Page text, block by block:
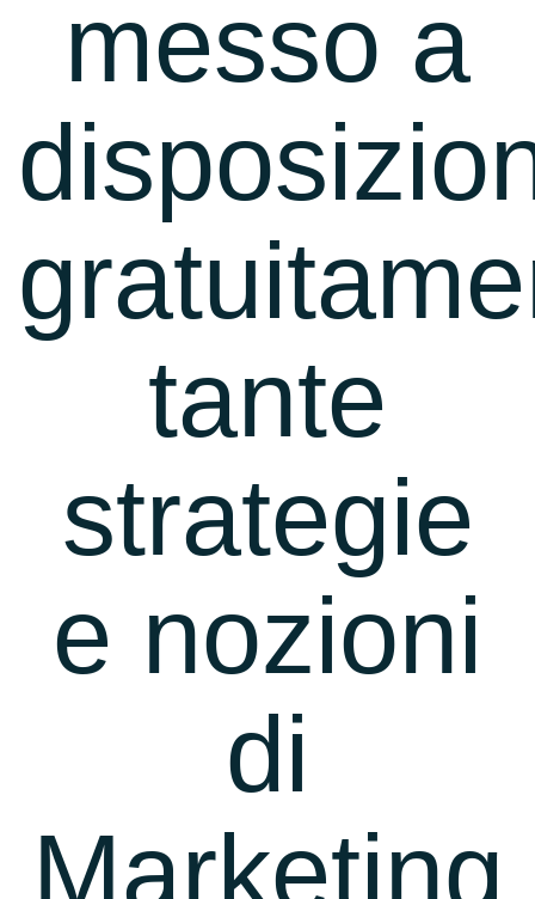
messo a
tante
strategie
e nozioni
di
Marketing